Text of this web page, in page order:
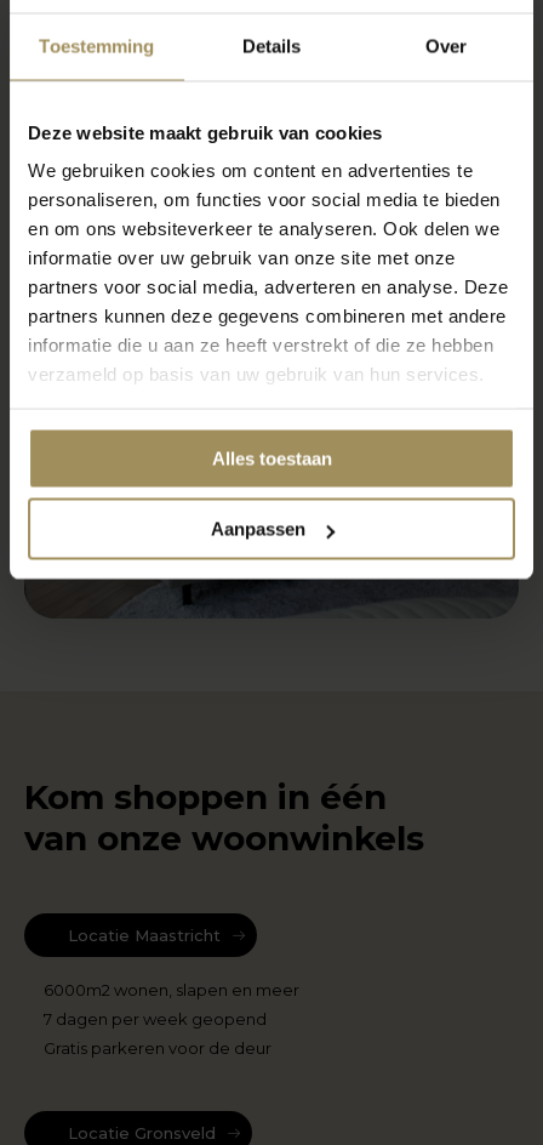
Toestemming Details Over
Deze website maakt gebruik van cookies
We gebruiken cookies om content en advertenties te
personaliseren, om functies voor social media te bieden
en om ons websiteverkeer te analyseren. Ook delen we
informatie over uw gebruik van onze site met onze
partners voor social media, adverteren en analyse. Deze
partners kunnen deze gegevens combineren met andere
informatie die u aan ze heeft verstrekt of die ze hebben
verzameld op basis van uw gebruik van hun services.
Alles toestaan
Aanpassen
mogelijkheden?
perfecte slaapcomfort te vinden! Bezoek
onze woonwinkel, kom proefliggen en laat je
adviseren.
Slaapadvies
Kom shoppen in één
van onze woonwinkels
Locatie Maastricht
6000m2 wonen, slapen en meer
7 dagen per week geopend
Gratis parkeren voor de deur
Locatie Gronsveld